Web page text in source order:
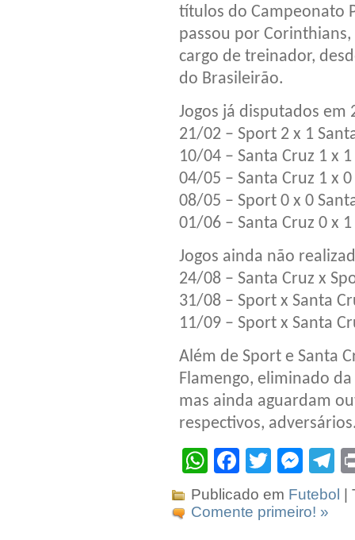
títulos do Campeonato
passou por
cargo de treinador,
do Brasileirão.
Jogos já disputados em
21/02 – Sport 2 x 1
10/04 – Santa Cruz 1 x
04/05 – Santa Cruz 1 x
08/05 – Sport 0 x 0
01/06 – Santa Cruz 0 x
Jogos ainda não
24/08 – Santa Cruz x
31/08 – Sport x Santa
11/09 – Sport x Santa
Além de Sport e Santa
Flamengo, eliminado
mas ainda aguardam
respectivos,
WhatsApp
Facebook
Twitter
Publicado em Futebol |
Comente primeiro! »